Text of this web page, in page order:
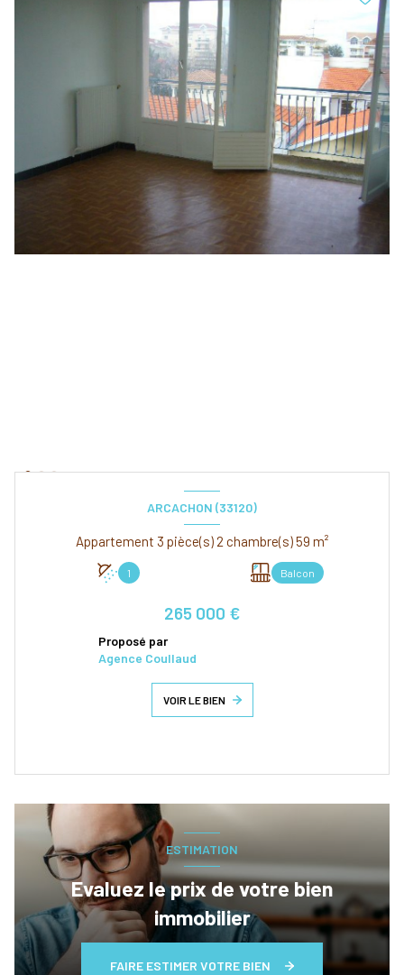
ARCACHON (33120)
Appartement 3 pièce(s) 2 chambre(s) 59 m²
1 Balcon
265 000 €
Proposé par
Agence Coullaud
VOIR LE BIEN
ESTIMATION
Evaluez le prix de votre bien
immobilier
FAIRE ESTIMER VOTRE BIEN